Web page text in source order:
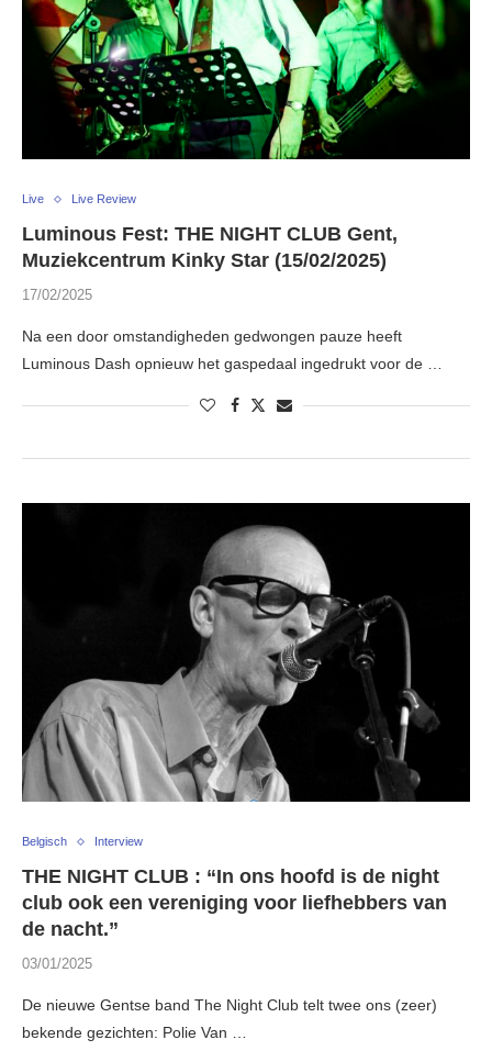
Live Live Review
Luminous Fest: THE NIGHT CLUB Gent,
Muziekcentrum Kinky Star (15/02/2025)
17/02/2025
Na een door omstandigheden gedwongen pauze heeft
Luminous Dash opnieuw het gaspedaal ingedrukt voor de …
Belgisch Interview
THE NIGHT CLUB : “In ons hoofd is de night
club ook een vereniging voor liefhebbers van
de nacht.”
03/01/2025
De nieuwe Gentse band The Night Club telt twee ons (zeer)
bekende gezichten: Polie Van …